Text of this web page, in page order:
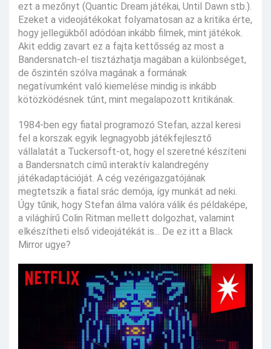
ezt a mezőnyt (Quantic Dream játékai, Until Dawn stb.).
Ezeket a videojátékokat folyamatosan az a kritika érte,
hogy jellegükből adódóan inkább filmek, mint játékok.
Akit eddig zavart ez a fajta kettősség az most a
Bandersnatch-el tisztázhatja magában a különbséget,
de őszintén szólva magának a formának
negatívumként való kiemelése mindig is inkább
kötözködésnek tűnt, mint megalapozott kritikának.
1984-ben egy fiatal programozó Stefan, azzal keresi
fel a korszak egyik legnagyobb játékfejlesztő
vállalatát a Tuckersoft-ot, hogy el szeretné készíteni
a Bandersnatch című interaktív kalandregény
játékadaptációját. A cég vezérigazgatójának
megtetszik a fiatal srác demója, így munkát ad neki.
Úgy tűnik, hogy Stefan álma valóra válik és példaképe,
a világhírű Colin Ritman mellett dolgozhat, valamint
elkészítheti első videojátékát is... De ez itt a Black
Mirror ugye?